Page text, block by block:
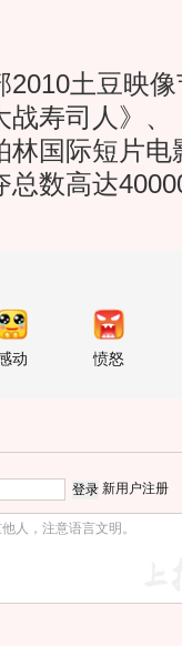
土豆映像
寿司人》、
林国际短片电
总数高达
动 愤怒
新用户注册